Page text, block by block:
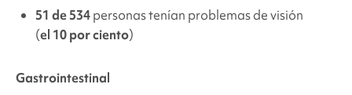
51 de 534personas tenían problemas de visión
(el 10 por ciento)
Gastrointestinal